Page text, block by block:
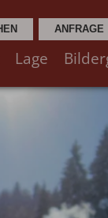
Lage